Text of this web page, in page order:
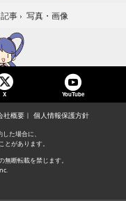
記事 › 写真・画像
X YouTube
社概要 個人情報保護方針
た場合に、
があります。
断転載を禁じます。